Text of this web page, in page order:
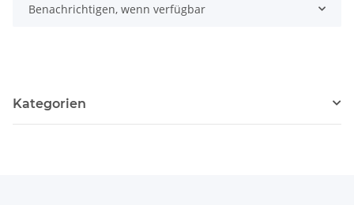
Benachrichtigen, wenn verfügbar
Kategorien